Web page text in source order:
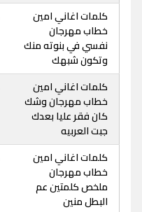
كلمات اغاني امين
خطاب مهرجان
نفسي في بنوته منك
وتكون شبهك
كلمات اغاني امين
خطاب مهرجان وشك
كان فقر عليا بعدك
جبت العربيه
كلمات اغاني امين
خطاب مهرجان
ملخص كلمتين عم
البطل منين